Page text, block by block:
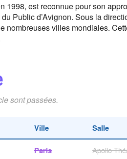
1998, est reconnue pour son
Public d’Avignon. Sous la
nombreuses villes mondiales.
sont passées.
Ville Salle
Paris Apollo